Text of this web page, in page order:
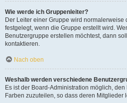
Wie werde ich Gruppenleiter?
Der Leiter einer Gruppe wird normalerweise
festgelegt, wenn die Gruppe erstellt wird.
Benutzergruppe erstellen möchtest, dann
kontaktieren.
Nach oben
Weshalb werden verschiedene
Es ist der Board-Administration möglich,
Farben zuzuteilen, so dass deren Mitglieder